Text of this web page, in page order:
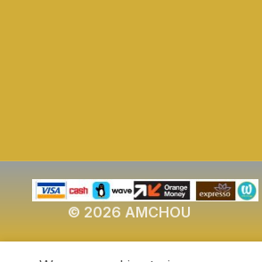
© 2026 AMCHOU